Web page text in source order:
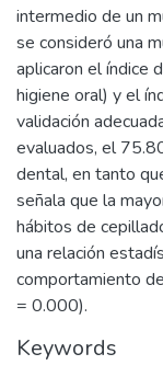
intermedio de un
se consideró una
aplicaron el índice
higiene oral) y el
validación
evaluados, el
dental, en tanto
señala que la
hábitos de
una relación
comportamiento
= 0.000).
Keywords